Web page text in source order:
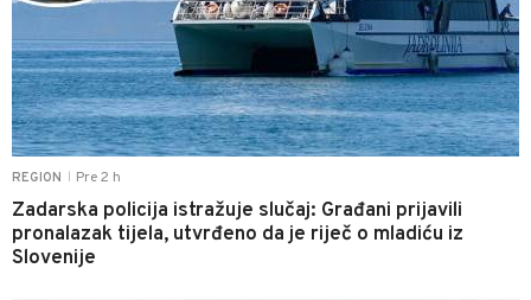
REGION Pre 2 h
Zadarska policija istražuje slučaj: Građani prijavili
pronalazak tijela, utvrđeno da je riječ o mladiću iz
Slovenije